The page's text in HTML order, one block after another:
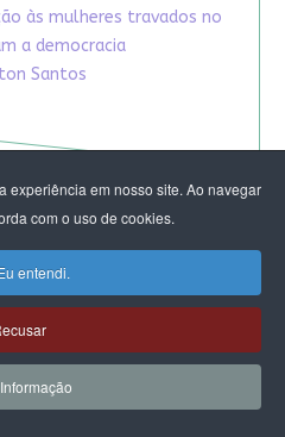
experiência em nosso site. Ao navegar
com o uso de cookies.
entendi.
às mulheres travados no
a democracia
Santos